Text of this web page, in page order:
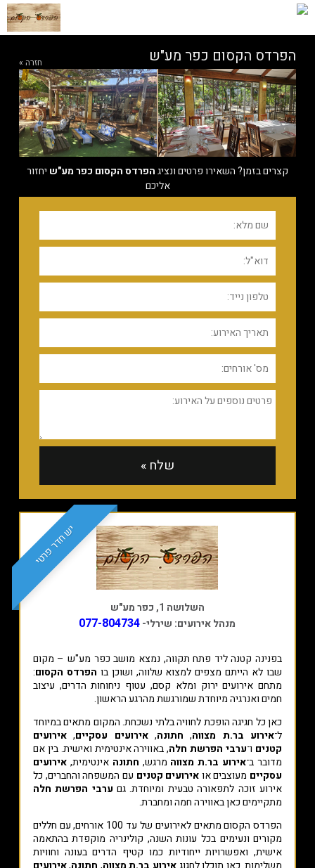
חזרה » הפרדס הקסום כפר מע"ש
קצרים בזמן? השאירו פרטים ונציגהפרדס הקסום כפר מע"ש יחזור
אליכם
יש חדר פרטי
השלושה 1, כפר מע"ש
מנהל אירועים: שירלי-077-804734
בפנינה קטנה ליד פתח תקווה, נמצא מושב כפר מע"ש – מקום
שבו לא הייתם מצפים למצוא שלווה, ושוכן בו הפרדס הקסום:
מתחם אירועים ירוק ומלא קסם, עטוף ניחוחות הדרים, עיצוב
חמים ואנרגיה מיוחדת שמורגשת מהרגע הראשון.
כאן כל חגיגה הופכת לחוויה בלתי נשכחת. המקום מתאים במיוחד
ל־אירוע בר.ת מצווה, חתונה,אירועים עסקיים,אירועים
קטנים ו־ערבי הפרשת חלה, באווירה אינטימית ואישית. בין אם
מדובר ב־אירוע בר.ת מצווה מרגש, חתונה אינטימית,אירועים
עסקיים מעוצבים אואירועים קטנים עם המשפחה והחברים, כל
אירוע זוכה לתפאורה טבעית ומיוחדת. גם ערבי הפרשת חלה
מתקיימים כאן באווירה חמה ומחברת.
הפרדס הקסום מתאים לאירועים של עד 100 אורחים, עם חללים
מקורים ונעימים בכל עונות השנה, קולינריה מוקפדת בהתאמה
אישית, ואפשרויות ייחודיות כמו קטיף הדרים בעונה וחוויות